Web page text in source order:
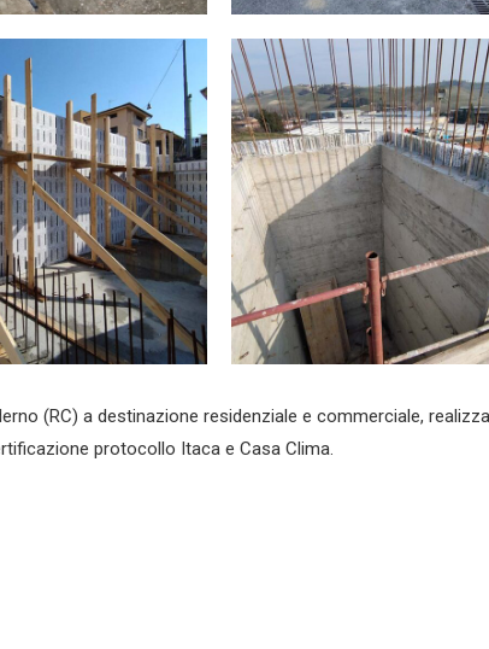
(RC) a destinazione residenziale e commerciale,
protocollo Itaca e Casa Clima.